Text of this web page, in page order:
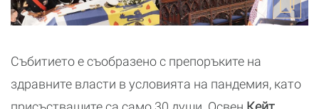
Събитието е съобразено с препоръките на
здравните власти в условията на пандемия, като